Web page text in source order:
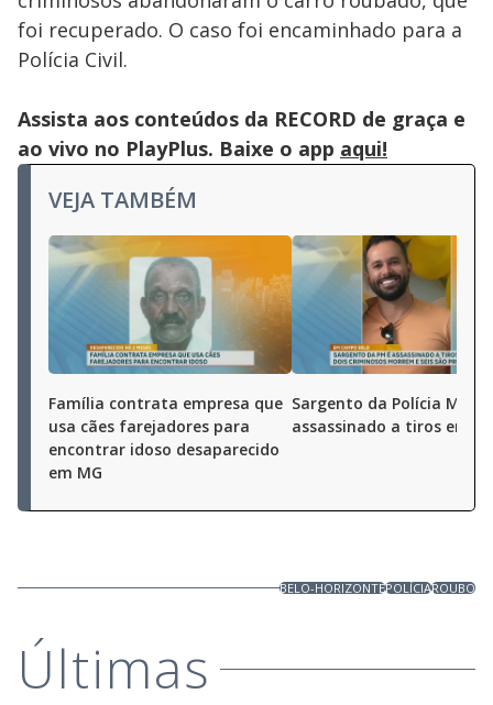
foi recuperado. O caso foi encaminhado para a
Polícia Civil.
Assista aos conteúdos da RECORD de graça e
ao vivo no PlayPlus. Baixe o app aqui!
VEJA TAMBÉM
Família contrata empresa que
usa cães farejadores para
encontrar idoso desaparecido
em MG
Sargento da Polícia
assassinado a tiros em
BELO-HORIZONTEPOLÍCIAROUBO
Últimas